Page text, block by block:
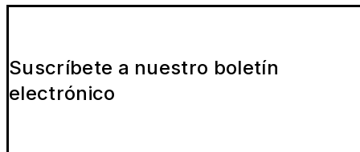
Suscríbete a nuestro boletín
electrónico